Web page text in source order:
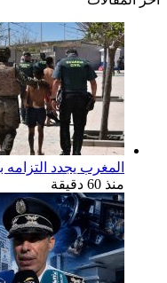
المغرب يجدد
منذ 60 دقيقة